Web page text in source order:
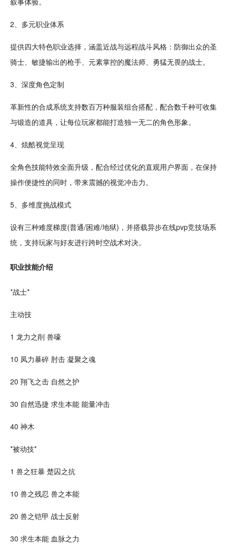
2、多元职业体系
提供四大特色职业选择，涵盖近战与远程战斗风格： 防御出众的圣
骑士、敏捷输出的枪手、元素掌控的魔法师、勇猛无畏的战士。
3、深度角色定制
革新性的合成系统支持数百万种服装组合搭配， 配合数千种可收集
与锻造的道具，让每位玩家都能打造独一无二的角色形象。
4、 炫酷视觉呈现
全角色技能特效全面升级 ，配合经过优化的直观用户界面，在保持
操作便捷性的同时，带来震撼的视觉冲击力。
5、多维度挑战模式
设有三种难度梯度(普通/困难/地狱)，并搭载异步在线pvp竞技场系
统，支持玩家与好友进行跨时空战术对决。
职业技能介绍
*战士*
主动技
1 龙力之削 兽嚎
10 凤力暴碎 肘击 凝聚之魂
20 翔飞之击 自然之护
30 自然迅捷 求生本能 能量冲击
40 神木
*被动技*
1 兽之狂暴 楚囚之抗
10 兽之残忍 兽之本能
20 兽之铠甲 战士反射
30 求生本能 血脉之力